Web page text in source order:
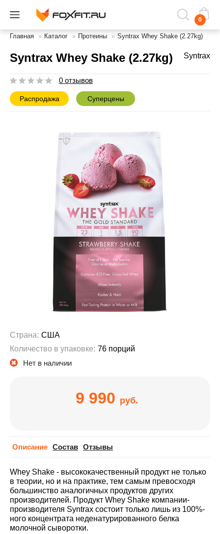
0
Главная » Каталог » Протеины » Syntrax Whey Shake (2.27kg)
Syntrax Whey Shake (2.27kg) Syntrax
0 отзывов
Распродажа Суперцены
Страна: США
Количество в упаковке: 76 порций
Нет в наличии
9 990 руб.
Описание Cостав Отзывы
Whey Shake - высококачественный продукт не только
в теории, но и на практике, тем самым превосходя
большинство аналогичных продуктов других
производителей. Продукт Whey Shake компании-
производителя Syntrax состоит только лишь из 100%-
ного концентрата неденатурированного белка
молочной сыворотки.